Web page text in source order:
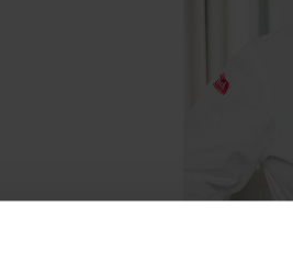
i vår og sommersesongen.